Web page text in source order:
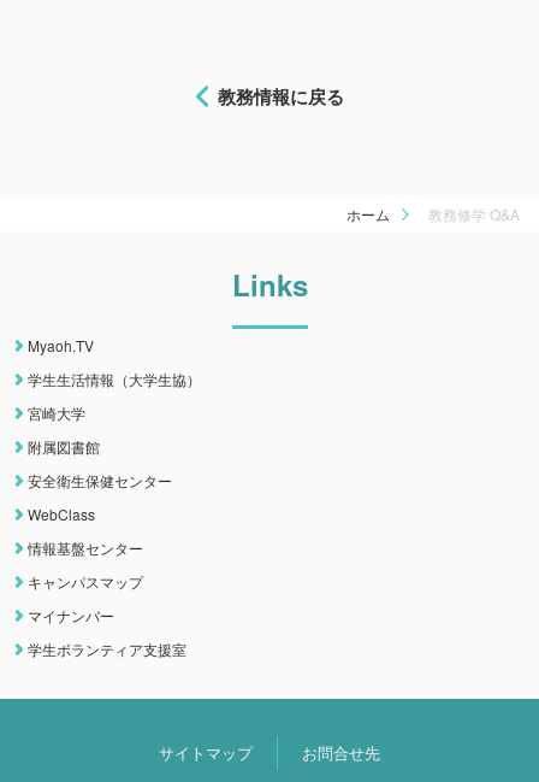
教務情報に戻る
ホーム 教務修学 Q&A
Links
Myaoh.TV
学生生活情報（大学生協）
宮崎大学
附属図書館
安全衛生保健センター
WebClass
情報基盤センター
キャンパスマップ
マイナンバー
学生ボランティア支援室
サイトマップ お問合せ先